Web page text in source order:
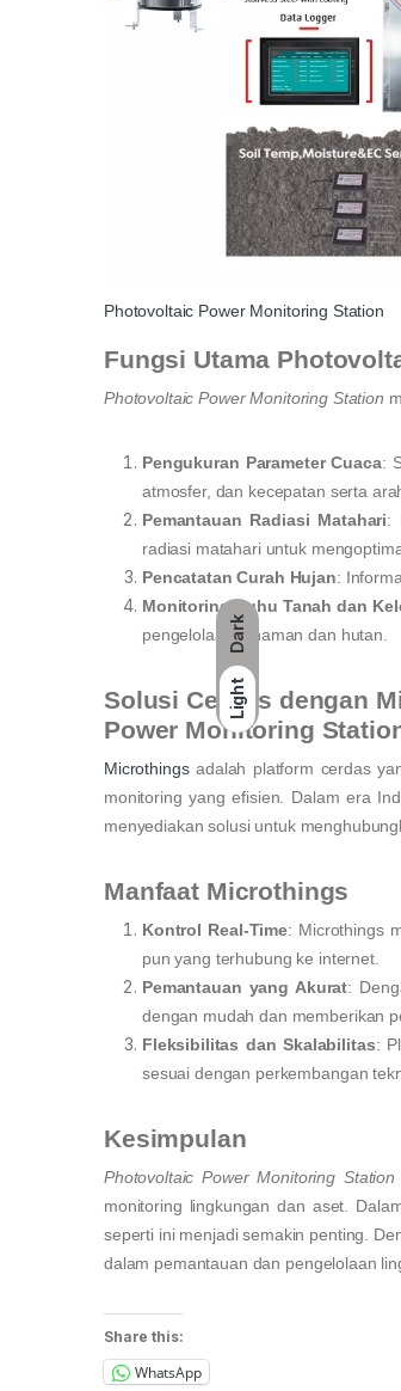
Dark
Light
Photovoltaic Power Monitoring Station
Fungsi Utama
Photovoltaic Power Monitoring Station
Pengukuran Parameter Cuaca:
atmosfer, dan kecepatan serta
Pemantauan Radiasi Matahari:
radiasi matahari untuk
Pencatatan Curah Hujan:
Monitoring Suhu Tanah dan
pengelolaan tanaman dan hutan.
Solusi Cerdas dengan
Power Monitoring
Microthingsadalah platform cerdas
monitoring yang efisien. Dalam era
menyediakan solusi untuk
Manfaat Microthings
Kontrol Real-Time: Microthings
pun yang terhubung ke internet.
Pemantauan yang Akurat:
dengan mudah dan memberikan
Fleksibilitas dan Skalabilitas:
sesuai dengan perkembangan
Kesimpulan
Photovoltaic Power Monitoring Station
monitoring lingkungan dan aset.
seperti ini menjadi semakin penting.
dalam pemantauan dan pengelolaan
Share this:
WhatsApp